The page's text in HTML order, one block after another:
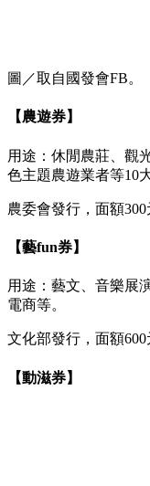
圖／取自國發會FB。
【農遊券】
用途：休閒農莊、觀
色主題農遊業者等10
農委會發行，面額300
【藝fun券】
用途：藝文、音樂展
電商等。
文化部發行，面額600
【動滋券】